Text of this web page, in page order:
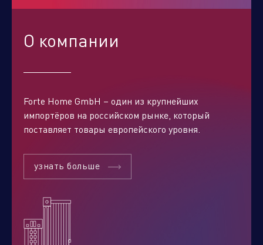
О компании
Forte Home GmbH – один из крупнейших
импортёров на российском рынке, который
поставляет товары европейского уровня.
узнать больше